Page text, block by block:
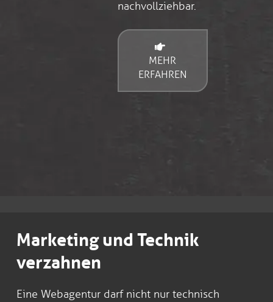
nachvollziehbar.
MEHR
ERFAHREN
Marketing und Technik
verzahnen
Eine Webagentur darf nicht nur technisch